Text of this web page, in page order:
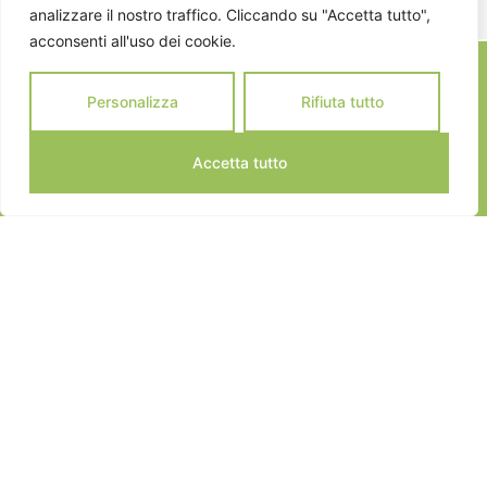
analizzare il nostro traffico. Cliccando su "Accetta tutto",
acconsenti all'uso dei cookie.
Personalizza Rifiuta tutto
Accetta tutto